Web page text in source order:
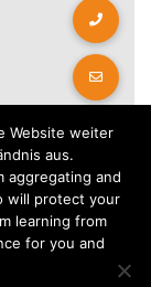
Website weiter
aus.
aggregating and
will protect your
learning from
for you and